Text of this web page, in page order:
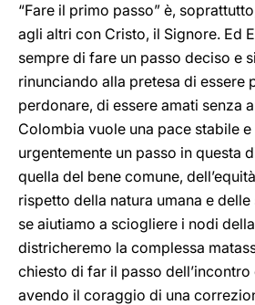
“Fare il primo passo” è,
agli altri con Cristo, il Signore. Ed
sempre di fare un passo deciso e
rinunciando alla pretesa di essere
perdonare, di essere amati senza
Colombia vuole una pace stabile
urgentemente un passo in questa
quella del bene comune,
rispetto della natura umana e
se aiutiamo a sciogliere i nodi
districheremo la complessa
chiesto di far il passo
avendo il coraggio di una